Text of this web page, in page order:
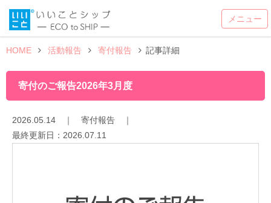
HOME 活動報告 寄付報告 記事詳細
寄付のご報告2026年3月度
2026.05.14 ｜ 寄付報告 ｜
最終更新日： 2026.07.11